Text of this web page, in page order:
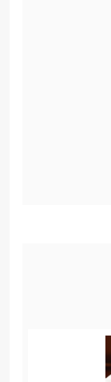
وَٱلۡأَخِرَةَۚ
ٱلۡبَعِیدُ